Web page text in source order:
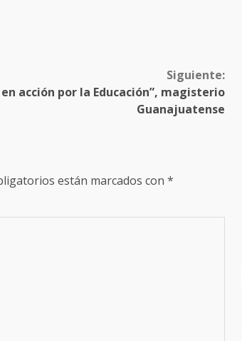
Siguiente:
en acción por la Educación”, magisterio
Guanajuatense
están marcados con *